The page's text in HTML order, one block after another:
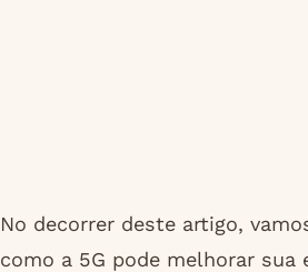
No decorrer deste artigo,
como a 5G pode melhorar sua